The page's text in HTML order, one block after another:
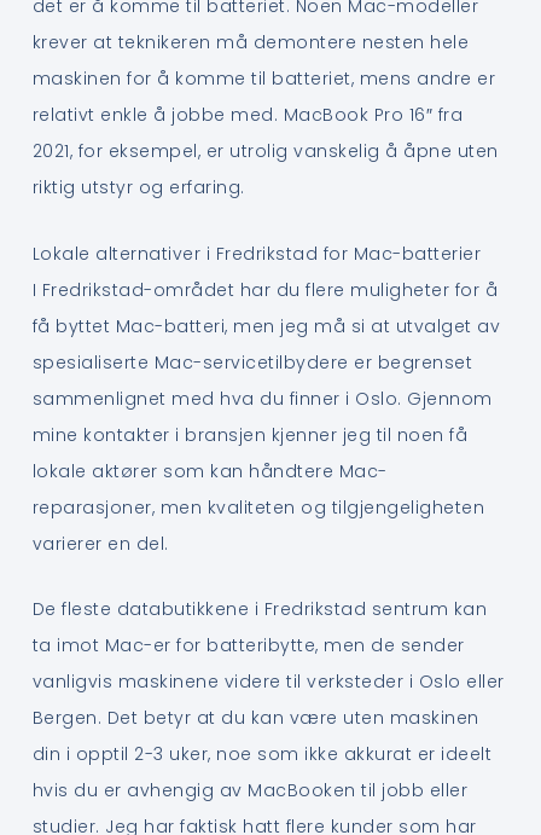
det er å komme til batteriet. Noen Mac-modeller
krever at teknikeren må demontere nesten hele
maskinen for å komme til batteriet, mens andre er
relativt enkle å jobbe med. MacBook Pro 16″ fra
2021, for eksempel, er utrolig vanskelig å åpne uten
riktig utstyr og erfaring.
Lokale alternativer i Fredrikstad for Mac-batterier
I Fredrikstad-området har du flere muligheter for å
få byttet Mac-batteri, men jeg må si at utvalget av
spesialiserte Mac-servicetilbydere er begrenset
sammenlignet med hva du finner i Oslo. Gjennom
mine kontakter i bransjen kjenner jeg til noen få
lokale aktører som kan håndtere Mac-
reparasjoner, men kvaliteten og tilgjengeligheten
varierer en del.
De fleste databutikkene i Fredrikstad sentrum kan
ta imot Mac-er for batteribytte, men de sender
vanligvis maskinene videre til verksteder i Oslo eller
Bergen. Det betyr at du kan være uten maskinen
din i opptil 2-3 uker, noe som ikke akkurat er ideelt
hvis du er avhengig av MacBooken til jobb eller
studier. Jeg har faktisk hatt flere kunder som har